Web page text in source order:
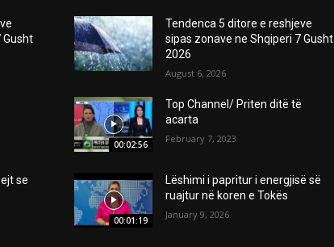
Gusht
se
Tendenca 5 ditore e reshjeve
sipas zonave ne Shqiperi 7 Gusht
2026
August 6, 2026
00:02:56
Top Channel/ Priten ditë të
acarta
February 7, 2023
00:01:19
Lëshimi i papritur i energjisë së
ruajtur në koren e Tokës
January 9, 2026